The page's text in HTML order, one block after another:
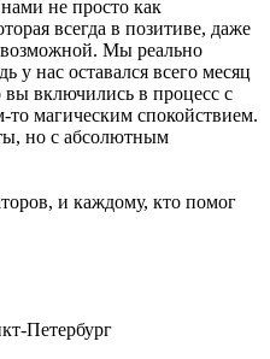
не просто как
всегда в позитиве, даже
Мы реально
у нас оставался всего месяц
вы включились в процесс с
то магическим спокойствием.
но с абсолютным
и каждому, кто помог
Петербург